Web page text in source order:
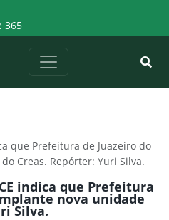
365
que Prefeitura de Juazeiro do
Creas. Repórter: Yuri Silva.
indica que Prefeitura
nova unidade
Silva.